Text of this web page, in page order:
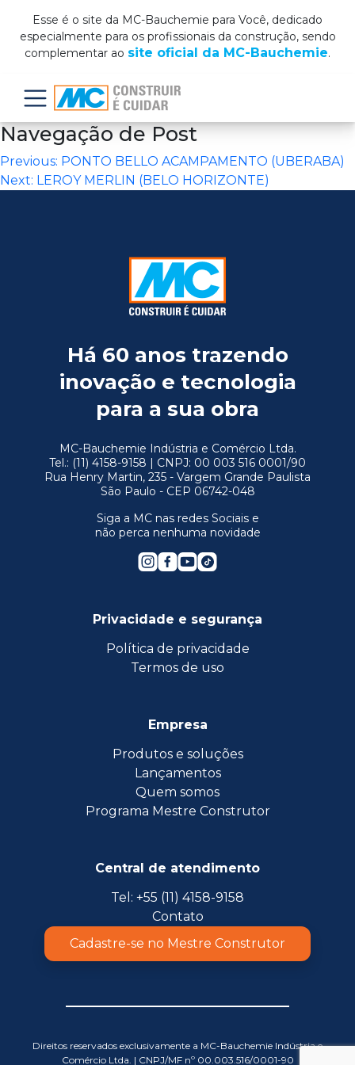
Esse é o site da MC-Bauchemie para Você, dedicado
especialmente para os profissionais da construção, sendo
complementar ao site oficial da MC-Bauchemie.
Menu
Navegação de Post
Previous: PONTO BELLO ACAMPAMENTO (UBERABA)
Next: LEROY MERLIN (BELO HORIZONTE)
Há 60 anos trazendo
inovação e tecnologia
para a sua obra
MC-Bauchemie Indústria e Comércio Ltda.
Tel.: (11) 4158-9158 | CNPJ: 00 003 516 0001/90
Rua Henry Martin, 235 - Vargem Grande Paulista
São Paulo - CEP 06742-048
Siga a MC nas redes Sociais e
não perca nenhuma novidade
Privacidade e segurança
Política de privacidade
Termos de uso
Empresa
Produtos e soluções
Lançamentos
Quem somos
Programa Mestre Construtor
Central de atendimento
Tel: +55 (11) 4158-9158
Contato
Cadastre-se no Mestre Construtor
Direitos reservados exclusivamente a MC-Bauchemie Indústria e
Comércio Ltda. | CNPJ/MF nº 00.003.516/0001-90